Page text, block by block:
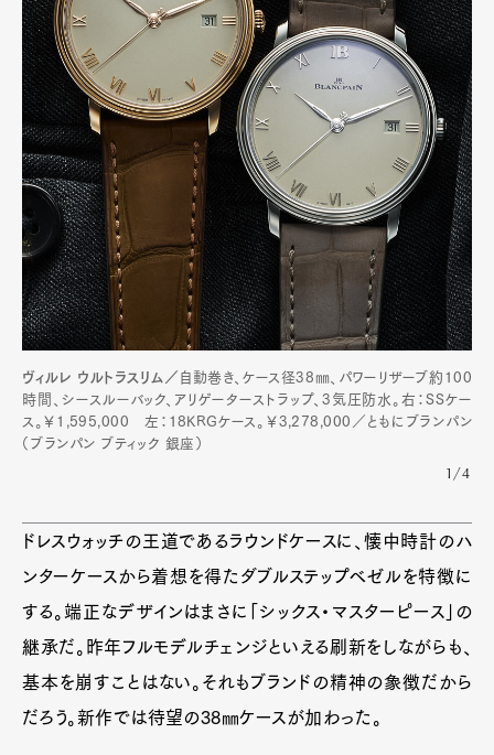
ヴィルレ ウルトラスリム／ 自動巻き、ケース径38㎜、パワーリザーブ約100
時間、シースルーバック、アリゲーターストラップ、3気圧防水。右：SSケー
ス。￥1,595,000 左：18KRGケース。￥3,278,000／ともにブランパン
（ブランパン ブティック 銀座）
1/4
ドレスウォッチの王道であるラウンドケースに、懐中時計のハ
ンターケースから着想を得たダブルステップベゼルを特徴に
する。端正なデザインはまさに「シックス・マスターピース」の
継承だ。昨年フルモデルチェンジといえる刷新をしながらも、
基本を崩すことはない。それもブランドの精神の象徴だから
だろう。新作では待望の38㎜ケースが加わった。